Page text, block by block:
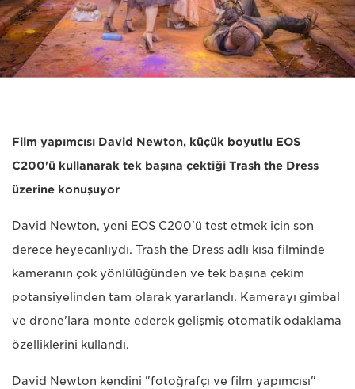
Film yapımcısı David Newton, küçük boyutlu EOS
C200'ü kullanarak tek başına çektiği Trash the Dress
üzerine konuşuyor
David Newton, yeni EOS C200'ü test etmek için son
derece heyecanlıydı. Trash the Dress adlı kısa filminde
kameranın çok yönlülüğünden ve tek başına çekim
potansiyelinden tam olarak yararlandı. Kamerayı gimbal
ve drone'lara monte ederek gelişmiş otomatik odaklama
özelliklerini kullandı.
David Newton kendini "fotoğrafçı ve film yapımcısı"